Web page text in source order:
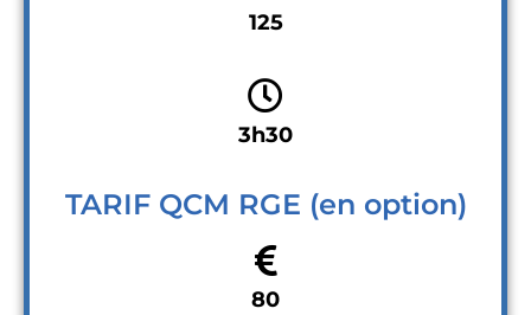
125
3h30
TARIF QCM RGE (en option)
80